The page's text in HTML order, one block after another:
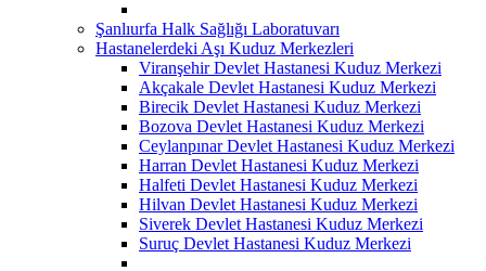
Şanlıurfa Halk Sağlığı Laboratuvarı
Hastanelerdeki Aşı Kuduz Merkezleri
Viranşehir Devlet Hastanesi Kuduz Merkezi
Akçakale Devlet Hastanesi Kuduz Merkezi
Birecik Devlet Hastanesi Kuduz Merkezi
Bozova Devlet Hastanesi Kuduz Merkezi
Ceylanpınar Devlet Hastanesi Kuduz Merkezi
Harran Devlet Hastanesi Kuduz Merkezi
Halfeti Devlet Hastanesi Kuduz Merkezi
Hilvan Devlet Hastanesi Kuduz Merkezi
Siverek Devlet Hastanesi Kuduz Merkezi
Suruç Devlet Hastanesi Kuduz Merkezi